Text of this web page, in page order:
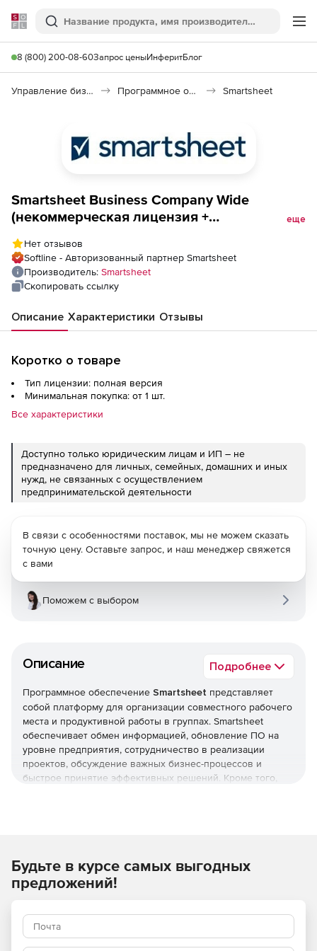
Softline
Поиск
8 (800) 200-08-60Запрос ценыИнферитБлог
Управление бизнесом, CRM/ERP Программное обеспечение для ведения дел Smartsheet
Smartsheet Business Company Wide
(некоммерческая лицензия +
пользователей
еще
Нет отзывов
Softline - Авторизованный партнер Smartsheet
Производитель: Smartsheet
Скопировать ссылку
Описание Характеристики Отзывы
Коротко о товаре
Тип лицензии: полная версия
Минимальная покупка: от 1 шт.
Все характеристики
Доступно только юридическим лицам и ИП – не
предназначено для личных, семейных, домашних и иных
нужд, не связанных с осуществлением
предпринимательской деятельности
Описание Подробнее
Программное обеспечение Smartsheet представляет
собой платформу для организации совместного рабочего
места и продуктивной работы в группах. Smartsheet
обеспечивает обмен информацией, обновление ПО на
уровне предприятия, сотрудничество в реализации
проектов, обсуждение важных бизнес-процессов и
быстрое принятие эффективных решений. Кроме того,
Работа с несколькими соавторами
проектом, можно предоставить им доступ к таблице. При
предоставлении доступа к таблице администратор может
назначить соавтору права наблюдателя, редактора или
В связи с особенностями поставок, мы не можем сказать
точную цену. Оставьте запрос, и наш менеджер свяжется
с вами
Поможем с выбором
Будьте в курсе самых выгодных
предложений!